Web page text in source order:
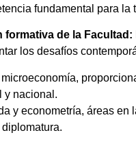
fundamental para
formativa de la Facultad:
los desafíos
y nacional.
y econometría, áreas